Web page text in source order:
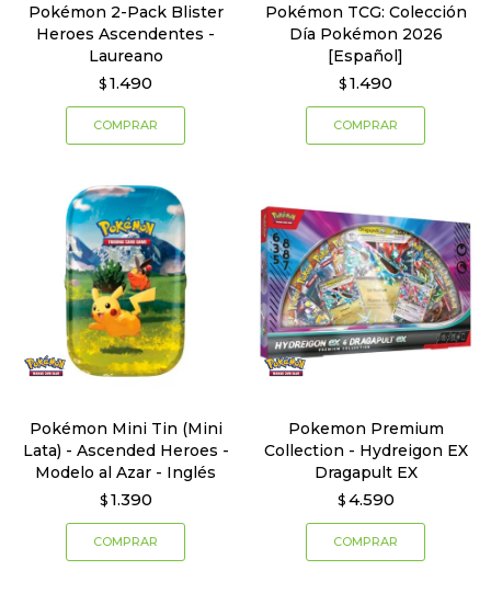
Pokémon 2-Pack Blister
Heroes Ascendentes -
Laureano
$ 1.490
Pokémon TCG: Colección
Día Pokémon 2026
[Español]
$ 1.490
Pokémon Mini Tin (Mini
Lata) - Ascended Heroes -
Modelo al Azar - Inglés
$ 1.390
Pokemon Premium
Collection - Hydreigon EX
Dragapult EX
$ 4.590